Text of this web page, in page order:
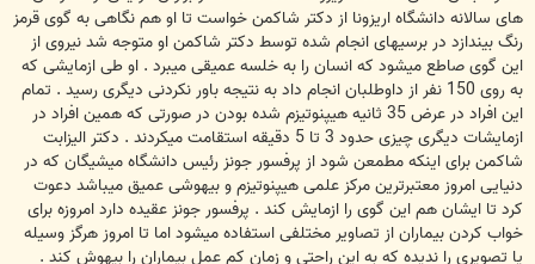
های سالانه دانشگاه اریزونا از دکتر شاکمن خواست تا او هم نگاهی به گوی قرمز
رنگ بیندازد در برسیهای انجام شده توسط دکتر شاکمن او متوجه شد نیروی از
این گوی صاطع میشود که انسان را به خلسه عمیقی میبرد . او طی ازمایشی که
به روی 150 نفر از داوطلبان انجام داد به نتیجه باور نکردنی دیگری رسید . تمام
این افراد در عرض 35 ثانیه هیپنوتیزم شده بودن در صورتی که همین افراد در
ازمایشات دیگری چیزی حدود 3 تا 5 دقیقه استقامت میکردند . دکتر الیزابت
شاکمن برای اینکه مطمعن شود از پرفسور جونز رئیس دانشگاه میشیگان که در
دنیایی امروز معتبرترین مرکز علمی هیپنوتیزم و بیهوشی عمیق میباشد دعوت
کرد تا ایشان هم این گوی را ازمایش کند . پرفسور جونز عقیده دارد امروزه برای
خواب کردن بیماران از تصاویر مختلفی استفاده میشود اما تا امروز هرگز وسیله
یا تصویری را ندیده که به این راحتی و زمان کم عمل بیماران را بیهوش کند .